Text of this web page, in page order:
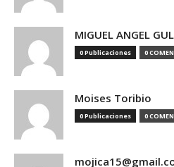
MIGUEL ANGEL
0 Publicaciones 0
Moises Toribio
0 Publicaciones 0